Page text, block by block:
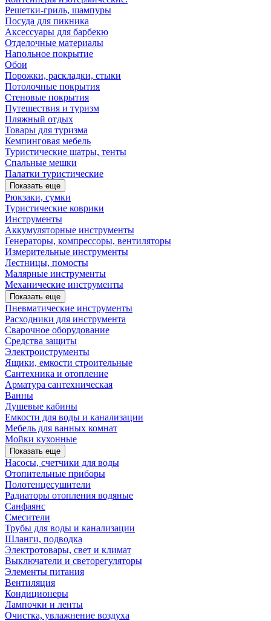
Решетки-гриль, шампуры
Посуда для пикника
Аксессуары для барбекю
Отделочные материалы
Напольное покрытие
Обои
Порожки, раскладки, стыки
Потолочные покрытия
Стеновые покрытия
Путешествия и туризм
Пляжный отдых
Товары для туризма
Кемпинговая мебель
Туристические шатры, тенты
Спальные мешки
Палатки туристические
Показать еще
Рюкзаки, сумки
Туристические коврики
Инструменты
Аккумуляторные инструменты
Генераторы, компрессоры, вентиляторы
Измерительные инструменты
Лестницы, помосты
Малярные инструменты
Механические инструменты
Показать еще
Пневматические инструменты
Расходники для инструмента
Сварочное оборудование
Средства защиты
Электроиструменты
Ящики, емкости строительные
Сантехника и отопление
Арматура сантехническая
Ванны
Душевые кабины
Емкости для воды и канализации
Мебель для ванных комнат
Мойки кухонные
Показать еще
Насосы, счетчики для воды
Отопительные приборы
Полотенцесушители
Радиаторы отопления водяные
Санфаянс
Смесители
Трубы для воды и канализации
Шланги, подводка
Электротовары, свет и климат
Выключатели и светорегуляторы
Элементы питания
Вентиляция
Кондиционеры
Лампочки и ленты
Очистка, увлажнение воздуха